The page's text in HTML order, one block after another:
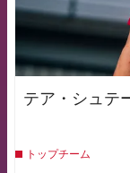
テア・シュテ
トップチーム